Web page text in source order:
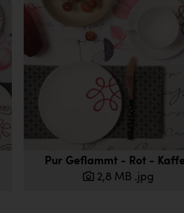
Pur Geflammt - Rot -
2,8 MB .jpg